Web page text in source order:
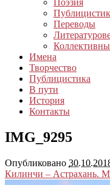
Поэзия
Переводы
Имена
Творчество
Публицистика
В пути
История
Контакты
IMG_9295
Опубликовано
Килинчи – Астрахань.